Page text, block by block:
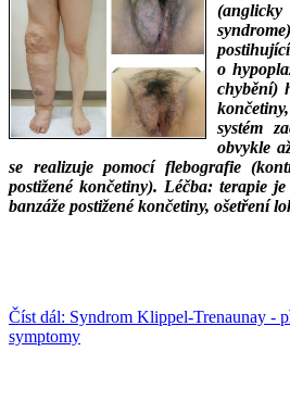
o
chybění)
systém
obvykle
se realizuje pomocí flebografie
postižené končetiny). Léčba: terapie
banzáže postižené končetiny, ošetření
Číst dál: Syndrom Klippel-Trenaunay -
symptomy